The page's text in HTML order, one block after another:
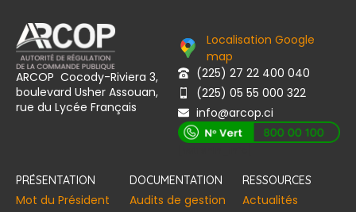
ARCOP Cocody-Riviera 3,
boulevard Usher Assouan,
rue du Lycée Français
Localisation Google
map
(225) 27 22 400 040
(225) 05 55 000 322
info@arcop.ci
PRÉSENTATION
Mot du Président
DOCUMENTATION
Audits de gestion
RESSOURCES
Actualités